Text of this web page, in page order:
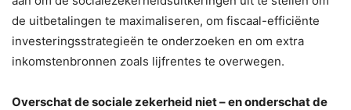
de uitbetalingen te maximaliseren, om fiscaal-efficiënte
investeringsstrategieën te onderzoeken en om extra
inkomstenbronnen zoals lijfrentes te overwegen.
Overschat de sociale zekerheid niet – en onderschat de